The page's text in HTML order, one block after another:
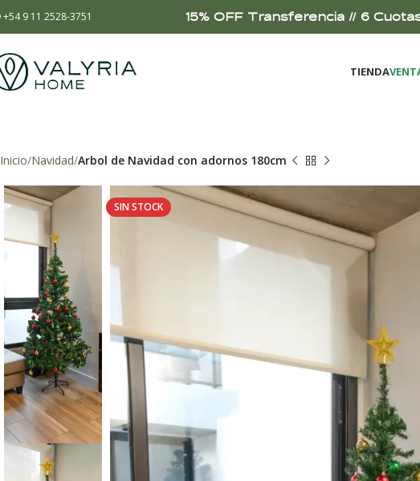
+54 9 11 2528-3751 15% OFF Transferencia // 6
TIENDA
Inicio Navidad Arbol de Navidad con adornos 180cm
SIN STOCK